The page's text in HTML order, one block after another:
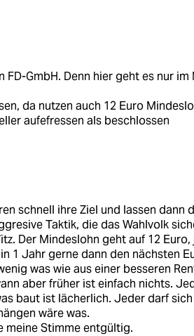
FD-GmbH. Denn hier geht es nur
da nutzen auch 12 Euro
aufefressen als beschlossen
schnell ihre Ziel und lassen dann
Taktik, die das Wahlvolk
Der Mindeslohn geht auf 12 Euro,
1 Jahr gerne dann den nächsten
was wie aus einer besseren
aber früher ist einfach nichts.
baut ist lächerlich. Jeder darf
wäre was.
meine Stimme entgültig.